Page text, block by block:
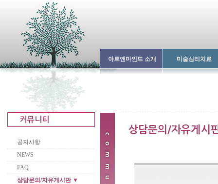
아트앤마인드 소개 미술심리치료
공지사항
NEWS
FAQ
상담문의/자유게시판 ▼